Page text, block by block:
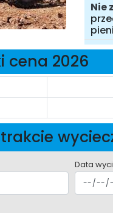
Nie
cena 2026
Data